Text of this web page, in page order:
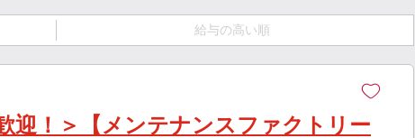
給与の高い順
迎！＞【メンテナンスファクトリー